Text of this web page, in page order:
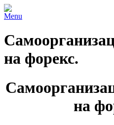
Menu
на форекс.
на